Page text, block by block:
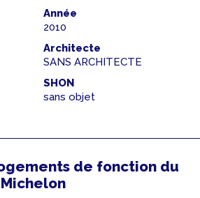
Année
2010
Architecte
SANS ARCHITECTE
SHON
sans objet
de fonction du